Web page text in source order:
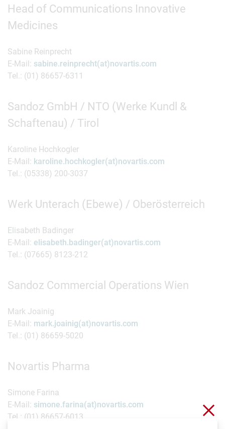
Head of Communications Innovative
Medicines
Sabine Reinprecht
E-Mail: sabine.reinprecht(at)novartis.com
Tel.: (01) 86657-6311
Sandoz GmbH / NTO (Werke Kundl &
Schaftenau) / Tirol
Karoline Hochkogler
E-Mail: karoline.hochkogler(at)novartis.com
Tel.: (05338) 200-3037
Werk Unterach (Ebewe) / Oberösterreich
Elisabeth Badinger
E-Mail: elisabeth.badinger(at)novartis.com
Tel.: (07665) 8123-212
Sandoz Commercial Operations Wien
Mark Joainig
E-Mail: mark.joainig(at)novartis.com
Tel.: (01) 86659-5020
Novartis Pharma
Simone Farina
E-Mail: simone.farina(at)novartis.com
Tel.: (01) 86657-6013